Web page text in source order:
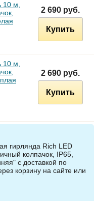
10 м,
2 690 руб.
Купить
10 м,
2 690 руб.
Купить
гирлянда Rich LED
колпачок, IP65,
с доставкой по
корзину на сайте или